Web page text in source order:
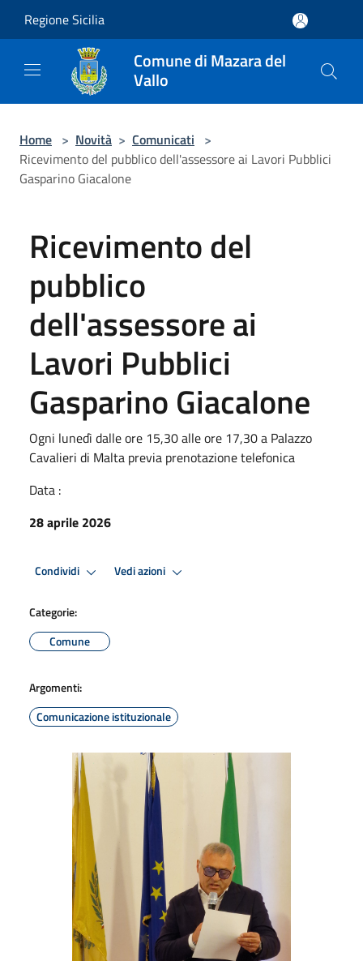
Regione Sicilia
Comune di Mazara del
Vallo
Home > Novità > Comunicati >
Ricevimento del pubblico dell'assessore ai Lavori Pubblici
Gasparino Giacalone
Ricevimento del
pubblico
dell'assessore ai
Lavori Pubblici
Gasparino Giacalone
Ogni lunedì dalle ore 15,30 alle ore 17,30 a Palazzo
Cavalieri di Malta previa prenotazione telefonica
Data :
28 aprile 2026
Condividi Vedi azioni
Categorie:
Comune
Argomenti:
Comunicazione istituzionale